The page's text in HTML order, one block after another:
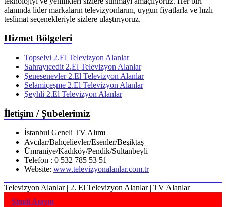
alanında lider markaların televizyonlarını, uygun fiyatlarla ve hızlı
teslimat seçenekleriyle sizlere ulaştırıyoruz.
Hizmet Bölgeleri
Topselvi 2.El Televizyon Alanlar
Sahrayıcedit 2.El Televizyon Alanlar
Şenesenevler 2.El Televizyon Alanlar
Selamiçeşme 2.El Televizyon Alanlar
Şeyhli 2.El Televizyon Alanlar
İletişim / Şubelerimiz
İstanbul Geneli TV Alımı
Avcılar/Bahçelievler/Esenler/Beşiktaş
Ümraniye/Kadıköy/Pendik/Sultanbeyli
Telefon : 0 532 785 53 51
Website: www.televizyonalanlar.com.tr
Televizyon Alanlar | 2. El Televizyon Alanlar | TV Alanlar
Şimdi Arayın